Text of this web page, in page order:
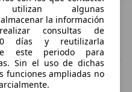
algunas
la información
consultas de
días y reutilizarla
este periodo para
Sin el uso de dichas
funciones ampliadas no